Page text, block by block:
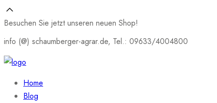
Besuchen Sie jetzt unseren neuen Shop!
info (@) schaumberger-agrar.de, Tel.: 09633/4004800
Home
Blog